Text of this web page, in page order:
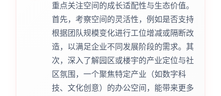
重点关注空间的成长适配性与生态价值。
首先，考察空间的灵活性，例如是否支持
根据团队规模变化进行工位增减或隔断改
造，以满足企业不同发展阶段的需求。其
次，深入了解园区或楼宇的产业定位与社
区氛围，一个聚焦特定产业（如数字科
技、文化创意）的办公空间，能带来更多